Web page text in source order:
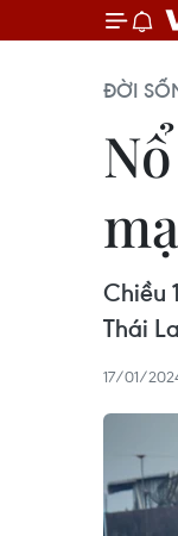
ĐỜI
Chiều
Thái
17/01/